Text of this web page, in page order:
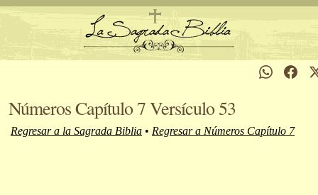
Números Capítulo 7 Versículo 53
Regresar a la Sagrada Biblia • Regresar a Números Capítulo 7